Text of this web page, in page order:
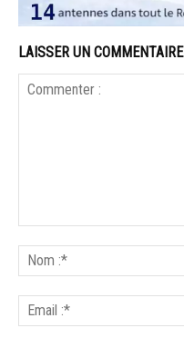
LAISSER UN COMMENTAIRE